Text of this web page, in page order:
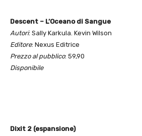
Descent – L’Oceano di Sangue
Autori: Sally Karkula. Kevin Wilson
Editore: Nexus Editrice
Prezzo al pubblico: 59,90
Disponibile
Dixit 2 (espansione)